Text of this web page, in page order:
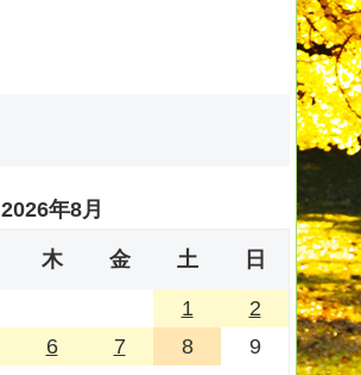
2026年8月
木 金 土 日
1
2
6 7 8
9